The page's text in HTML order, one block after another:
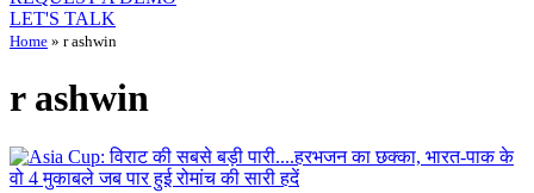
LET'S TALK
Home » r ashwin
r ashwin